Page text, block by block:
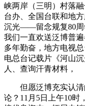
峡两岸（三明）村落
台办、全国台联和地
沉光——留念规复80周
我们一直欢送泛博普
多年勤奋，地方电视
电总台记载片《河山
人、查询汗青材料，
但愿泛博充实认清
论？11月5日上午10时